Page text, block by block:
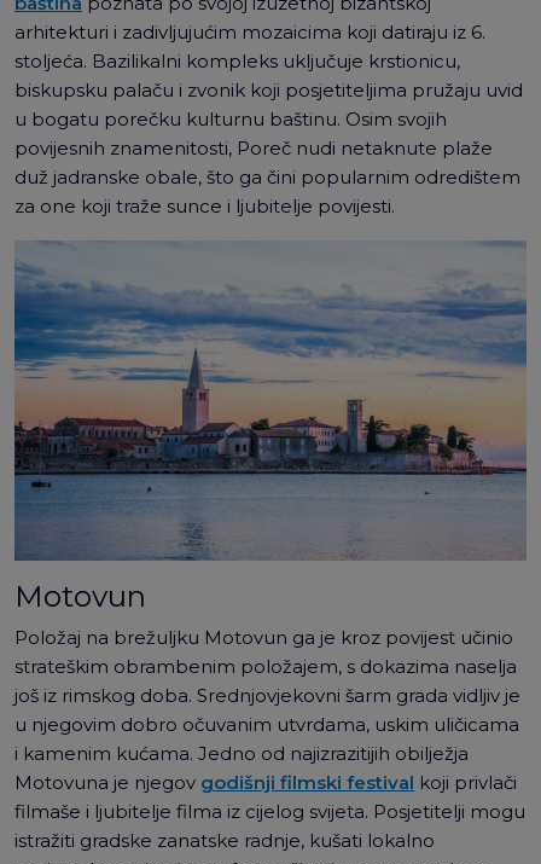
arhitekturi i zadivljujućim mozaicima koji datiraju iz 6.
stoljeća. Bazilikalni kompleks uključuje krstionicu,
biskupsku palaču i zvonik koji posjetiteljima pružaju uvid
u bogatu porečku kulturnu baštinu. Osim svojih
povijesnih znamenitosti, Poreč nudi netaknute plaže
duž jadranske obale, što ga čini popularnim odredištem
za one koji traže sunce i ljubitelje povijesti.
Motovun
Položaj na brežuljku Motovun ga je kroz povijest učinio
strateškim obrambenim položajem, s dokazima naselja
još iz rimskog doba. Srednjovjekovni šarm grada vidljiv je
u njegovim dobro očuvanim utvrdama, uskim uličicama
i kamenim kućama. Jedno od najizrazitijih obilježja
Motovuna je njegov godišnji filmski festival koji privlači
filmaše i ljubitelje filma iz cijelog svijeta. Posjetitelji mogu
istražiti gradske zanatske radnje, kušati lokalno